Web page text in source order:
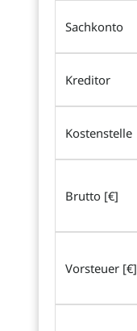
Sachkonto
Kreditor
Kostenstelle
Brutto [€]
Vorsteuer [€]